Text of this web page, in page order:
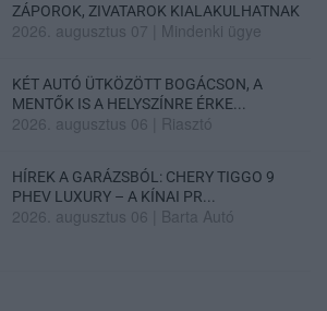
ZÁPOROK, ZIVATAROK KIALAKULHATNAK
2026. augusztus 07 Mindenki ügye
KÉT AUTÓ ÜTKÖZÖTT BOGÁCSON, A
MENTŐK IS A HELYSZÍNRE ÉRKE...
2026. augusztus 06 Riasztó
HÍREK A GARÁZSBÓL: CHERY TIGGO 9
PHEV LUXURY – A KÍNAI PR...
2026. augusztus 06 Barta Autó